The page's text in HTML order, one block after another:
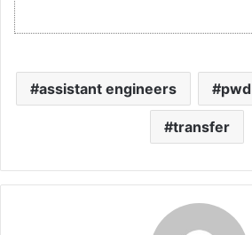
assistant engineers pwd
transfer